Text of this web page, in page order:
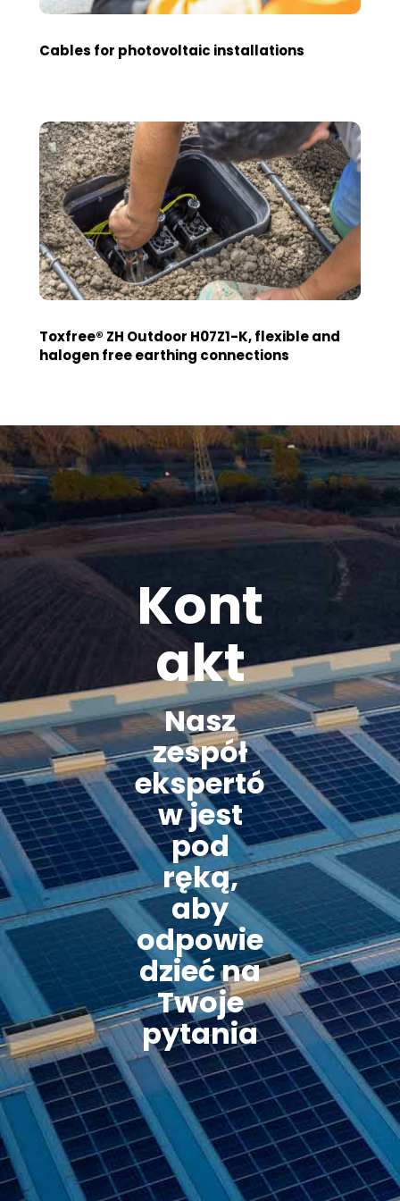
Cables for photovoltaic installations
Toxfree® ZH Outdoor H07Z1-K, flexible and
halogen free earthing connections
Kont
akt
Nasz
zespół
ekspertó
w jest
pod
ręką,
aby
odpowie
dzieć na
Twoje
pytania